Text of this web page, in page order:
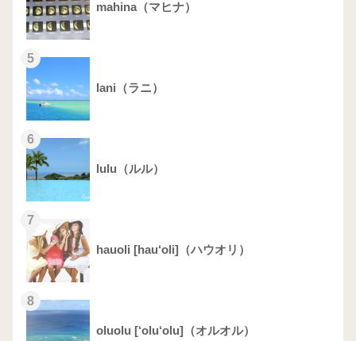
mahina（マヒナ）
5
lani（ラニ）
6
lulu（ルル）
7
hauoli [hau‘oli]（ハウオリ）
8
oluolu [‘olu‘olu]（オルオル）